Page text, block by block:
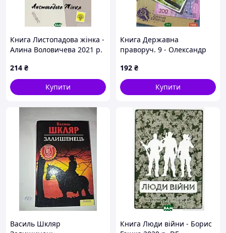
Книга Листопадова жінка -
Алина Воловичева 2021 р.
214 ₴
Купити
Книга Державна
праворуч. 9 - Олександр
192 ₴
Купити
Василь Шкляр
Книга Люди війни - Борис